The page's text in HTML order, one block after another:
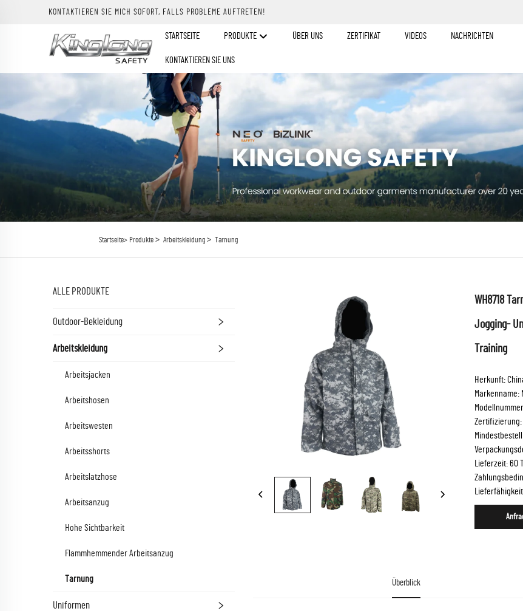
KONTAKTIEREN SIE MICH SOFORT, FALLS PROBLEME AUFTRETEN!
STARTSEITE PRODUKTE ÜBER UNS ZERTIFIKAT VIDEOS NACHRICHTEN
KONTAKTIEREN SIE UNS
Startseite> Produkte> Arbeitskleidung> Tarnung
ALLE PRODUKTE
Outdoor-Bekleidung
Arbeitskleidung
Arbeitsjacken
Arbeitshosen
Arbeitswesten
Arbeitsshorts
Arbeitslatzhose
Arbeitsanzug
Hohe Sichtbarkeit
Flammhemmender Arbeitsanzug
Tarnung
Uniformen
WH8718
Jogging-
Training
Herkunft:
Markenname:
Zertifizierung:
Lieferzeit:
Überblick